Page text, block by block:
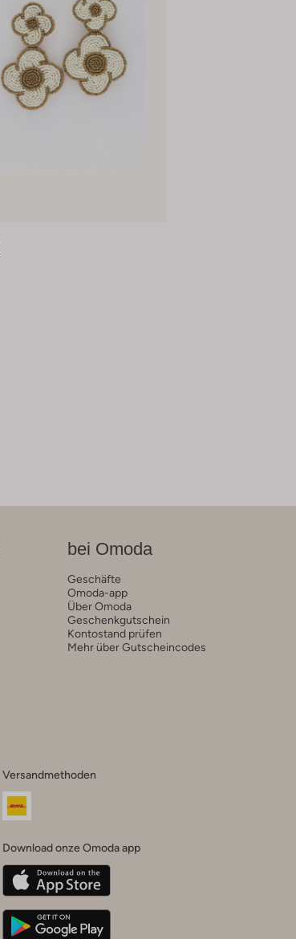
bei Omoda
Geschäfte
Omoda-app
Über Omoda
Geschenkgutschein
Kontostand prüfen
Mehr über Gutscheincodes
Versandmethoden
Download onze Omoda app